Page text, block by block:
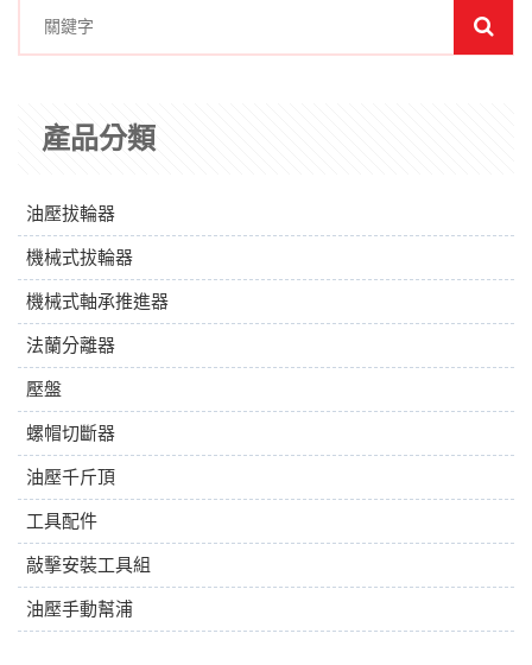
產品分類
油壓拔輪器
機械式拔輪器
機械式軸承推進器
法蘭分離器
壓盤
螺帽切斷器
油壓千斤頂
工具配件
敲擊安裝工具組
油壓手動幫浦